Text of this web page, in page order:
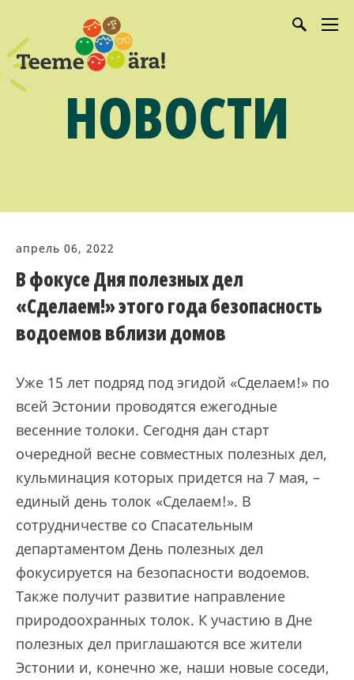
НОВОСТИ
апрель 06, 2022
В фокусе Дня полезных дел
«Сделаем!» этого года безопасность
водоемов вблизи домов
Уже 15 лет подряд под эгидой «Сделаем!» по
всей Эстонии проводятся ежегодные
весенние толоки. Сегодня дан старт
очередной весне совместных полезных дел,
кульминация которых придется на 7 мая, –
единый день толок «Сделаем!». В
сотрудничестве со Спасательным
департаментом День полезных дел
фокусируется на безопасности водоемов.
Также получит развитие направление
природоохранных толок. К участию в Дне
полезных дел приглашаются все жители
Эстонии и, конечно же, наши новые соседи,